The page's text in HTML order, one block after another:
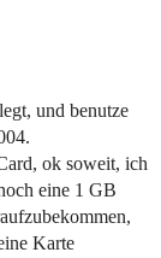
und benutze
ok soweit, ich
eine 1 GB
Karte